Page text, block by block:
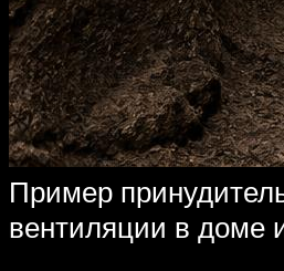
Пример
вентиляции в доме